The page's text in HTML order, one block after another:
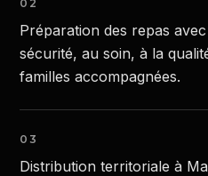
02
Préparation des repas
sécurité, au soin, à la
familles accompagnées.
03
Distribution territoriale à